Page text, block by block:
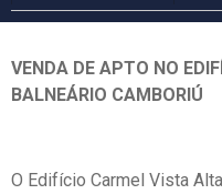
VENDA DE APTO NO
BALNEÁRIO CAMBORIÚ
O Edifício Carmel Vista